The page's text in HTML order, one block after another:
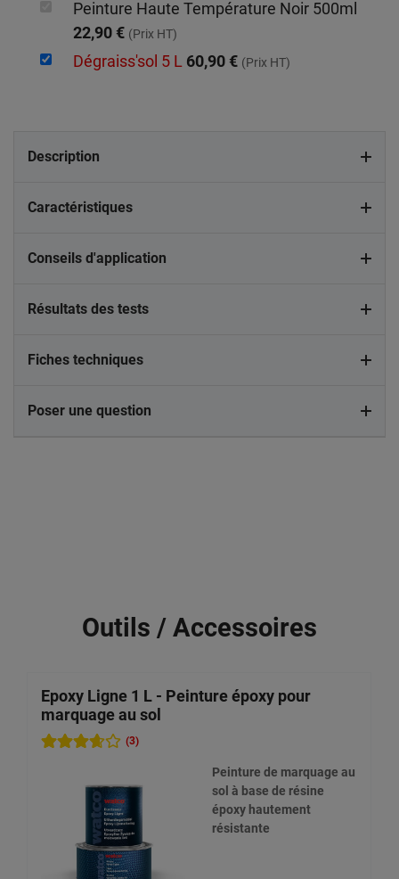
Peinture Haute Température Noir 500ml
22,90 € (Prix HT)
Dégraiss'sol 5 L 60,90 € (Prix HT)
Description
Caractéristiques
Conseils d'application
Résultats des tests
Fiches techniques
Poser une question
Outils / Accessoires
Epoxy Ligne 1 L - Peinture époxy pour
marquage au sol
(3)
Peinture de marquage au
sol à base de résine
époxy hautement
résistante